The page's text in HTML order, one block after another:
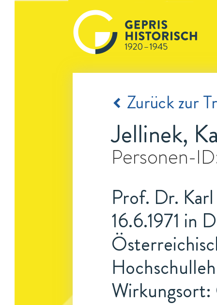
Zurück zur
Jellinek,
Personen-
Prof. Dr.
16.6.1971 in
Wirkungsort: